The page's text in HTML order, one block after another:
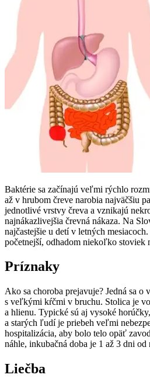
Baktérie sa začínajú veľmi rýchlo
až v hrubom čreve narobia najväčšiu
jednotlivé vrstvy čreva a vznikajú
najnákazlivejšia črevná nákaza. Na
najčastejšie u detí v letných
početnejší, odhadom niekoľko
Príznaky
Ako sa choroba prejavuje? Jedná sa
s veľkými kŕčmi v bruchu. Stolica je
a hlienu. Typické sú aj vysoké
a starých ľudí je priebeh veľmi
hospitalizácia, aby bolo telo opäť
náhle, inkubačná doba je 1 až 3 dni od
Liečba